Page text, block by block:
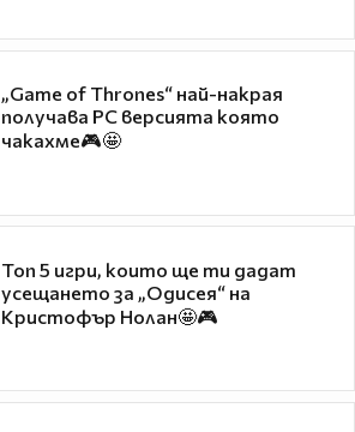
„Game of Thrones“ най-накрая
получава PC версията която
чакахме🎮🤩
Топ 5 игри, които ще ти дадат
усещането за „Одисея“ на
Кристофър Нолан🤩🎮